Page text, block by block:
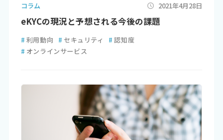
コラム 2021年4月28日
eKYCの現況と予想される今後の課題
# 利用動向 # セキュリティ # 認知度
# オンラインサービス